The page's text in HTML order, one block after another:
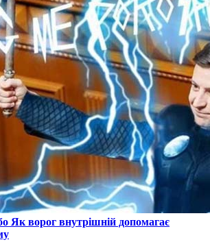
Як ворог внутрішній допомагає